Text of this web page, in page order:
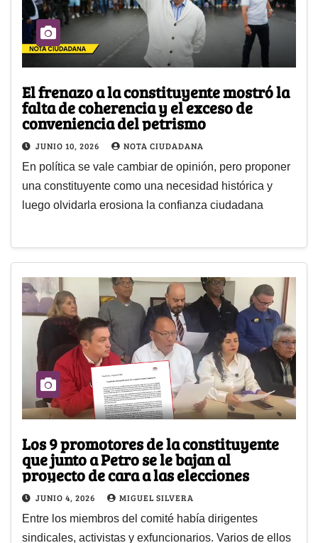
El frenazo a la constituyente mostró la
falta de coherencia y el exceso de
conveniencia del petrismo
JUNIO 10, 2026 NOTA CIUDADANA
En política se vale cambiar de opinión, pero proponer
una constituyente como una necesidad histórica y
luego olvidarla erosiona la confianza ciudadana
Los 9 promotores de la constituyente
que junto a Petro se le bajan al
proyecto de cara a las elecciones
JUNIO 4, 2026 MIGUEL SILVERA
Entre los miembros del comité había dirigentes
sindicales, activistas y exfuncionarios. Varios de ellos